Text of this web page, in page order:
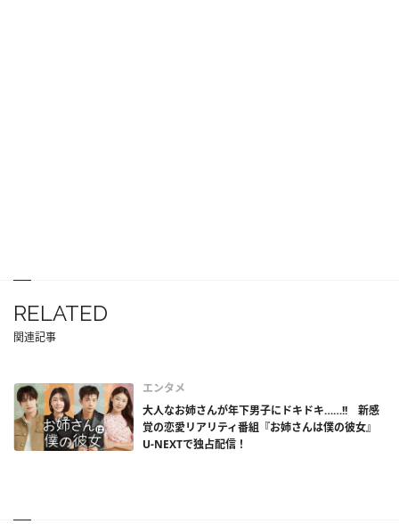
RELATED
関連記事
エンタメ
大人なお姉さんが年下男子にドキドキ……!! 新感
覚の恋愛リアリティ番組『お姉さんは僕の彼女』
U-NEXTで独占配信！